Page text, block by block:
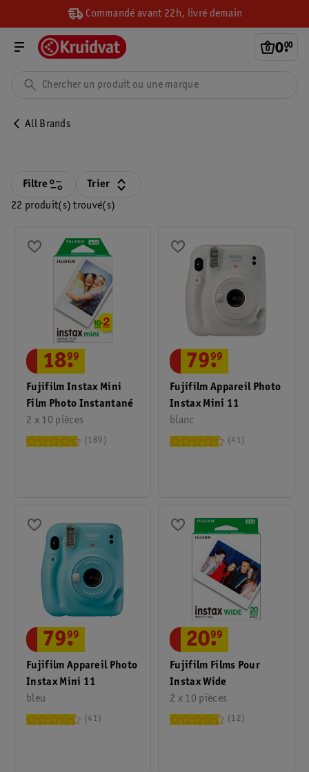
Commandé avant 22h, livré demain
0.
00
All Brands
22 produit(s) trouvé(s)
Filtre Trier
Fujifilm Instax Mini
Film Photo Instantané
2 x 10 pièces
18.
99
189
Fujifilm Appareil Photo
Instax Mini 11
blanc
79.
99
41
Fujifilm Appareil Photo
Instax Mini 11
bleu
79.
99
41
Fujifilm Films Pour
Instax Wide
2 x 10 pièces
20.
99
12